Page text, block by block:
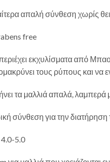
απαλή σύνθεση χωρίς
free
εκχυλίσματα από
τους ρύπους και να
τα μαλλιά απαλά, λαμπερά
σύνθεση για την
5.0